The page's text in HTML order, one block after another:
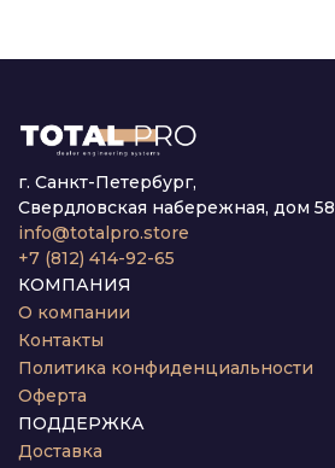
г. Санкт-Петербург,
Свердловская набережная, дом 58
info@totalpro.store
+7 (812) 414-92-65
КОМПАНИЯ
О компании
Контакты
Политика конфиденциальности
Оферта
ПОДДЕРЖКА
Доставка